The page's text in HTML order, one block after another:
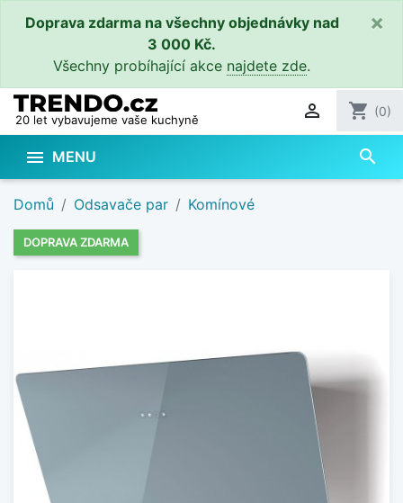
Doprava zdarma na všechny objednávky nad
3 000 Kč.
Všechny probíhající akce najdete zde.
×
20 let vybavujeme vaše kuchyně  shopping_cart (0)
 MENU search
Domů Odsavače par Komínové
DOPRAVA ZDARMA